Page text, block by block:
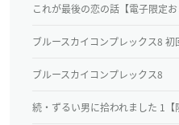
これが最後の恋の話【電子限定お
ブルースカイコンプレックス8
ブルースカイコンプレックス8
続・ずるい男に拾われました 1【